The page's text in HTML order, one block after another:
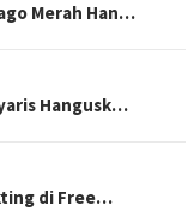
Merah Han…
Hangusk…
di Free…